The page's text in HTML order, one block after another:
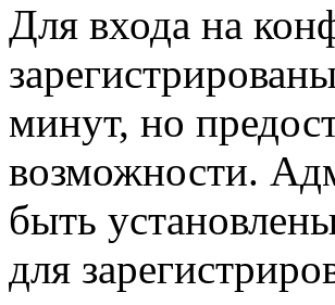
Для входа на
минут, но
возможности.
быть
для